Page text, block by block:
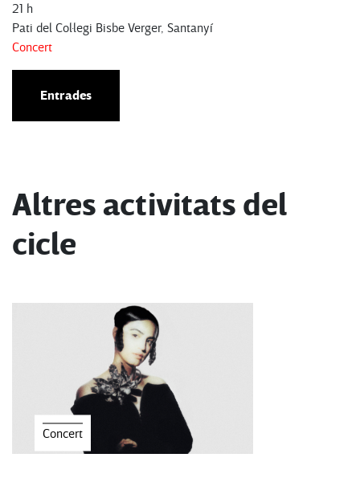
21 h
Pati del Col·legi Bisbe Verger, Santanyí
Concert
Entrades
Altres activitats del
cicle
Concert